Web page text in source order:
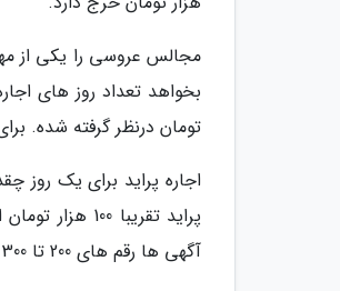
مجالس عروسی را یکی از
تومان درنظر گرفته شده. برای بیشتر از 20 روز، روزانه 500
اجاره پراید برای یک روز
پراید
آگهی ها رقم های 200 تا 300 هزار تومان را هم برای اجاره یک روز پراید پیدا می کنید.